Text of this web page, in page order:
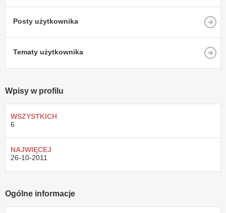
Posty użytkownika
Tematy użytkownika
Wpisy w profilu
WSZYSTKICH
6
NAJWIĘCEJ
26-10-2011
Ogólne informacje